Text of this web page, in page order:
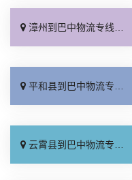
漳州到巴中物流专线_随叫随到「快速直达」
平和县到巴中物流专线_多久能到「市县闪送」
云霄县到巴中物流专线_准时准点「全程无虑」